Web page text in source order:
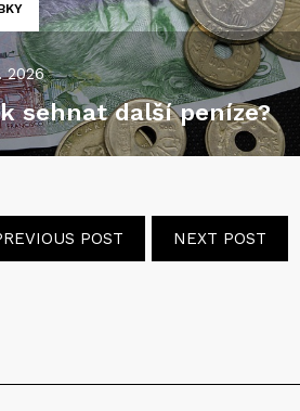
2026
sehnat další peníze?
POST NEXT POST